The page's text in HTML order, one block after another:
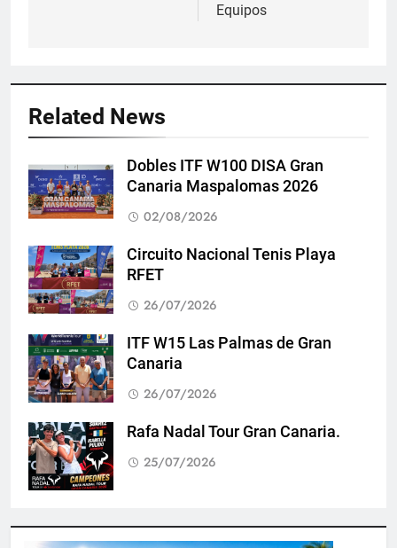
Equipos
Related News
Dobles ITF W100 DISA Gran
Canaria Maspalomas 2026
02/08/2026
Circuito Nacional Tenis Playa
RFET
26/07/2026
ITF W15 Las Palmas de Gran
Canaria
26/07/2026
Rafa Nadal Tour Gran Canaria.
25/07/2026